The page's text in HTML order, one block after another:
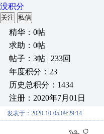
没积分
关注 私信
精华：0帖
求助：0帖
帖子：3帖 | 233回
年度积分：23
历史总积分：1434
注册：2020年7月01日
发表于：2020-10-05 09:29:14